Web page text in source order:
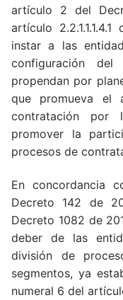
artículo 2 del
artículo
instar a las
configuración del
propendan por
que promueva el
contratación
promover la
procesos de
En concordancia
Decreto 142 de
Decreto 1082 de
deber de las
división de
segmentos, ya
numeral 6 del